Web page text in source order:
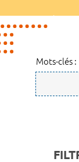
Mots-clés :